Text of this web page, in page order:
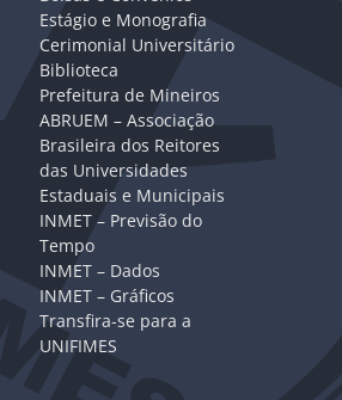
Estágio e Monografia
Cerimonial Universitário
Biblioteca
Prefeitura de Mineiros
ABRUEM – Associação
Brasileira dos Reitores
das Universidades
Estaduais e Municipais
INMET – Previsão do
Tempo
INMET – Dados
INMET – Gráficos
Transfira-se para a
UNIFIMES